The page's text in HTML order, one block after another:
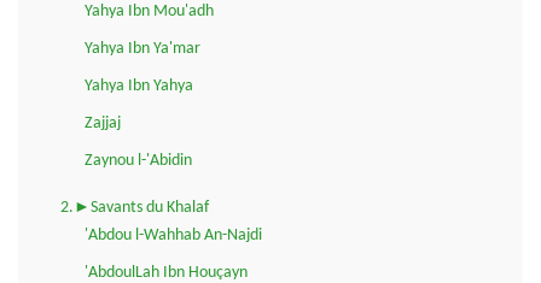
Yahya Ibn Mou'adh
Yahya Ibn Ya'mar
Yahya Ibn Yahya
Zajjaj
Zaynou l-'Abidin
2.►Savants du Khalaf
'Abdou l-Wahhab An-Najdi
'AbdoulLah Ibn Houçayn